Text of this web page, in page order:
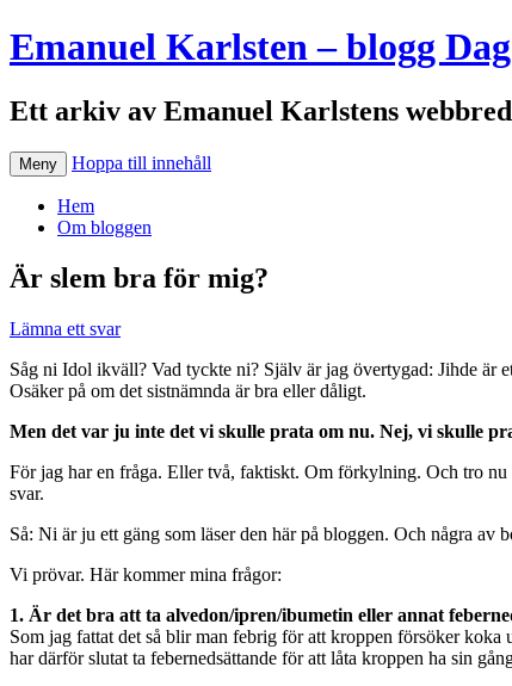
Emanuel Karlsten – blogg
Ett arkiv av Emanuel Karlstens
Meny Hoppa till innehåll
Hem
Om bloggen
Är slem bra för mig?
Lämna ett svar
Såg ni Idol ikväll? Vad tyckte ni? Själv är jag övertygad: Jihde är
Osäker på om det sistnämnda är bra eller dåligt.
Men det var ju inte det vi skulle prata om nu. Nej, vi skulle
För jag har en fråga. Eller två, faktiskt. Om förkylning. Och tro nu
svar.
Så: Ni är ju ett gäng som läser den här på bloggen. Och några av
Vi prövar. Här kommer mina frågor:
1. Är det bra att ta alvedon/ipren/ibumetin eller annat
Som jag fattat det så blir man febrig för att kroppen försöker koka
har därför slutat ta febernedsättande för att låta kroppen ha sin